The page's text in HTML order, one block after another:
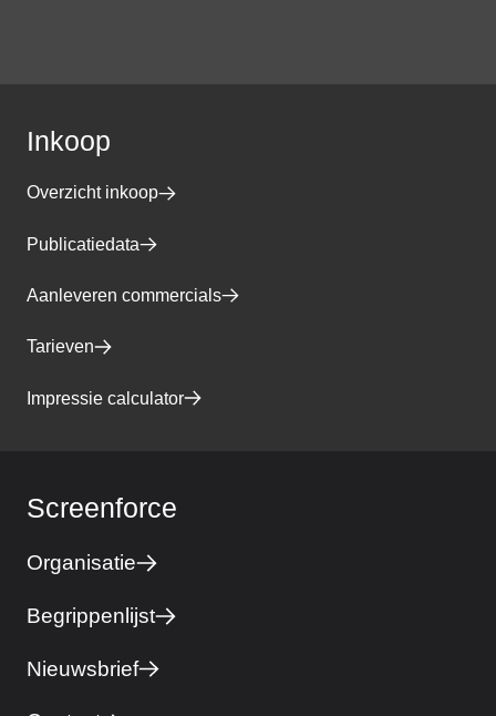
Inkoop
Overzicht inkoop
Publicatiedata
Aanleveren commercials
Tarieven
Impressie calculator
Screenforce
Organisatie
Begrippenlijst
Nieuwsbrief